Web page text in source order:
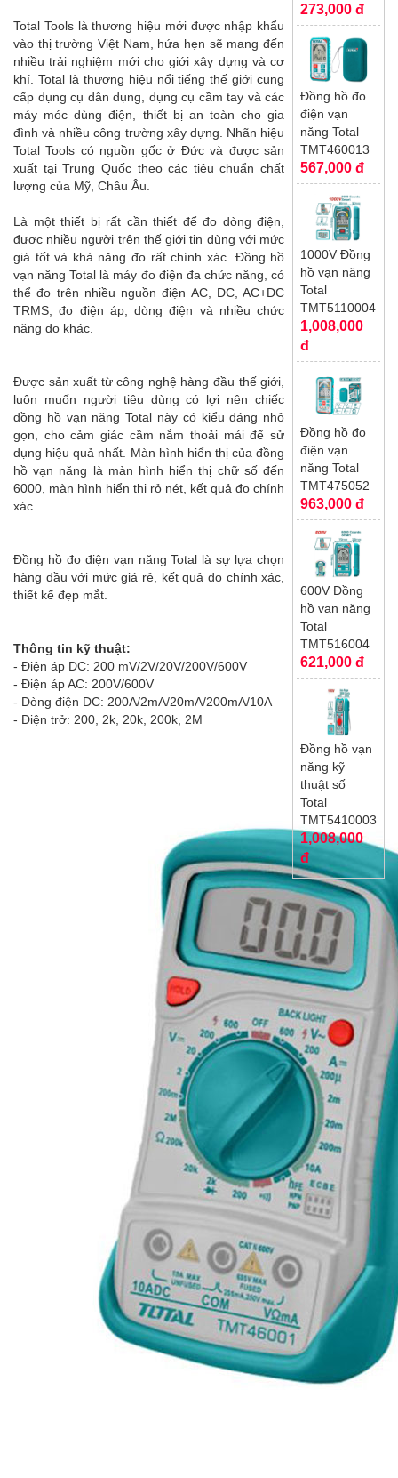
Total Tools là thương hiệu mới được nhập khẩu
vào thị trường Việt Nam, hứa hẹn sẽ mang đến
nhiều trải nghiệm mới cho giới xây dựng và cơ
khí. Total là thương hiệu nổi tiếng thế giới cung
cấp dụng cụ dân dụng, dụng cụ cầm tay và các
máy móc dùng điện, thiết bị an toàn cho gia
đình và nhiều công trường xây dựng. Nhãn hiệu
Total Tools có nguồn gốc ở Đức và được sản
xuất tại Trung Quốc theo các tiêu chuẩn chất
lượng của Mỹ, Châu Âu.
Là một thiết bị rất cần thiết để đo dòng điện,
được nhiều người trên thế giới tin dùng với mức
giá tốt và khả năng đo rất chính xác. Đồng hồ
vạn năng Total là máy đo điện đa chức năng, có
thể đo trên nhiều nguồn điện AC, DC, AC+DC
TRMS, đo điện áp, dòng điện và nhiều chức
năng đo khác.
Được sản xuất từ công nghệ hàng đầu thế giới,
luôn muốn người tiêu dùng có lợi nên chiếc
đồng hồ vạn năng Total này có kiểu dáng nhỏ
gọn, cho cảm giác cầm nắm thoải mái để sử
dụng hiệu quả nhất. Màn hình hiển thị của đồng
hồ vạn năng là màn hình hiển thị chữ số đến
6000, màn hình hiển thị rỏ nét, kết quả đo chính
xác.
Đồng hồ đo điện vạn năng Total là sự lựa chọn
hàng đầu với mức giá rẻ, kết quả đo chính xác,
thiết kế đẹp mắt.
Thông tin kỹ thuật:
- Điện áp DC: 200 mV/2V/20V/200V/600V
- Điện áp AC: 200V/600V
- Dòng điện DC: 200A/2mA/20mA/200mA/10A
- Điện trở: 200, 2k, 20k, 200k, 2M
273,000 đ
Đồng hồ đo
điện vạn
năng Total
TMT460013
567,000 đ
1000V Đồng
hồ vạn năng
Total
TMT5110004
1,008,000
đ
Đồng hồ đo
điện vạn
năng Total
TMT475052
963,000 đ
600V Đồng
hồ vạn năng
Total
TMT516004
621,000 đ
Đồng hồ vạn
năng kỹ
thuật số
Total
TMT5410003
1,008,000
đ